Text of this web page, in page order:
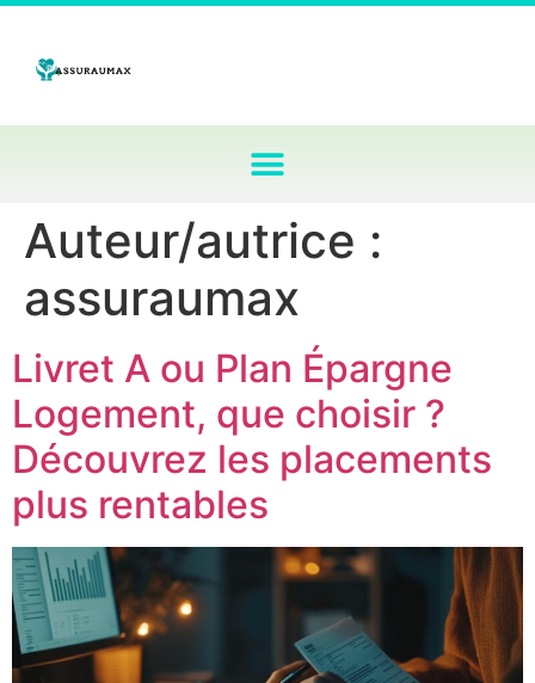
Auteur/autrice :
assuraumax
Livret A ou Plan Épargne
Logement, que choisir ?
Découvrez les placements
plus rentables